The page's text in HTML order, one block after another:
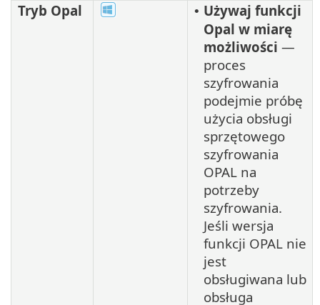
Tryb Opal
• Używaj funkcji
Opal w miarę
możliwości —
proces
szyfrowania
podejmie próbę
użycia obsługi
sprzętowego
szyfrowania
OPAL na
potrzeby
szyfrowania.
Jeśli wersja
funkcji OPAL nie
jest
obsługiwana lub
obsługa